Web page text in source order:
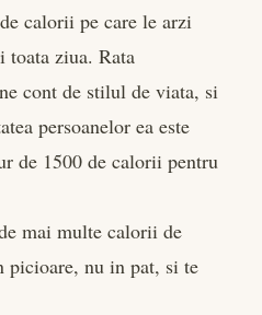
calorii pe care le arzi
toata ziua. Rata
cont de stilul de viata, si
persoanelor ea este
de 1500 de calorii pentru
mai multe calorii de
picioare, nu in pat, si te